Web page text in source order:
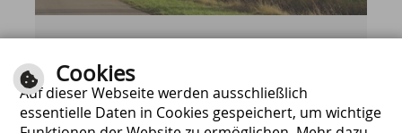
Aktuelles
Alle wichtigen Nachrichten und
Meldungen der Gemeinde Erkheim!
Cookies
Auf dieser Webseite werden ausschließlich
essentielle Daten in Cookies gespeichert, um wichtige